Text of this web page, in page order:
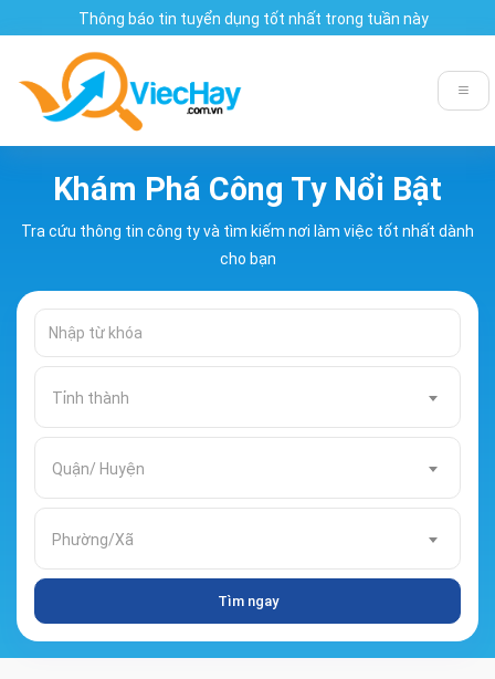
Thông báo tin tuyển dụng tốt nhất trong tuần này
Khám Phá Công Ty Nổi Bật
Tra cứu thông tin công ty và tìm kiếm nơi làm việc tốt nhất dành
cho bạn
Tỉnh thành
Quận/ Huyện
Phường/Xã
Tìm ngay